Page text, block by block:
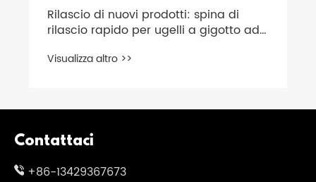
Rilascio di nuovi prodotti: spina di
rilascio rapido per ugelli a gigotto ad
Visualizza altro >>
Contattaci
+86-13429367673